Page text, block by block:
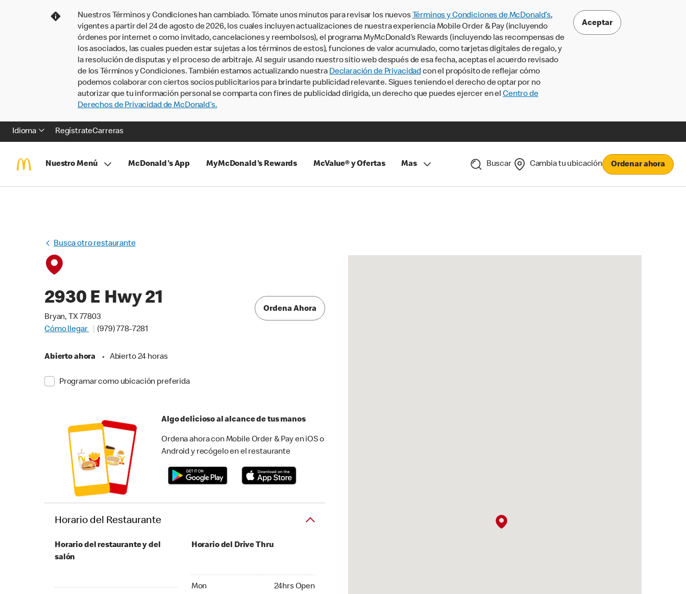
Nuestros Términos y Condiciones han cambiado. Tómate unos minutos para revisar los nuevos Términos y Condiciones de McDonald’s,
vigentes a partir del 24 de agosto de 2026, los cuales incluyen actualizaciones de nuestra experiencia Mobile Order & Pay (incluyendo
órdenes por internet o como invitado, cancelaciones y reembolsos), el programa MyMcDonald’s Rewards (incluyendo las recompensas de
los asociados, las cuales pueden estar sujetas a los términos de estos), funciones de valor acumulado, como tarjetas digitales de regalo, y
la resolución de disputas y el proceso de arbitraje. Al seguir usando nuestro sitio web después de esa fecha, aceptas el acuerdo revisado
de los Términos y Condiciones. También estamos actualizando nuestra Declaración de Privacidadcon el propósito de reflejar cómo
podemos colaborar con ciertos socios publicitarios para brindarte publicidad relevante. Sigues teniendo el derecho de optar por no
autorizar que tu información personal se comparta con fines de publicidad dirigida, un derecho que puedes ejercer en el Centro de
Derechos de Privacidad de McDonald’s.
Aceptar
Idioma RegístrateCarreras
Nuestro Menú McDonald's App MyMcDonald's Rewards McValue® y Ofertas Mas Buscar Cambia tu ubicación Ordenar ahora
Busca otro restaurante
2930 E Hwy 21
Bryan, TX 77803
Cómo llegar
(979) 778-7281
Abierto ahora • Abierto 24 horas
Programar como ubicación preferida
Ordena Ahora
Algo delicioso al alcance de tus manos
Ordena ahora con Mobile Order & Pay en iOS o
Android y recógelo en el restaurante
Horario del Restaurante
Horario del restaurante y del
salón
Horario del Drive Thru
Mon 24hrs Open